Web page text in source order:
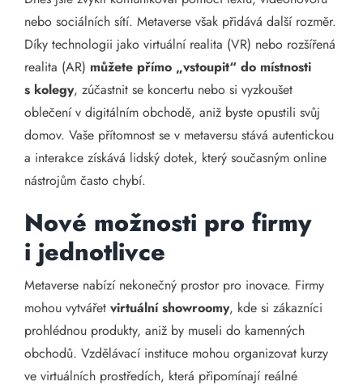
nebo sociálních sítí. Metaverse však přidává další rozměr.
Díky technologii jako virtuální realita (VR) nebo rozšířená
realita (AR) můžete přímo „vstoupit“ do místnosti
s kolegy, zúčastnit se koncertu nebo si vyzkoušet
oblečení v digitálním obchodě, aniž byste opustili svůj
domov. Vaše přítomnost se v metaversu stává autentickou
a interakce získává lidský dotek, který současným online
nástrojům často chybí.
Nové možnosti pro firmy
i jednotlivce
Metaverse nabízí nekonečný prostor pro inovace. Firmy
mohou vytvářet virtuální showroomy, kde si zákazníci
prohlédnou produkty, aniž by museli do kamenných
obchodů. Vzdělávací instituce mohou organizovat kurzy
ve virtuálních prostředích, která připomínají reálné